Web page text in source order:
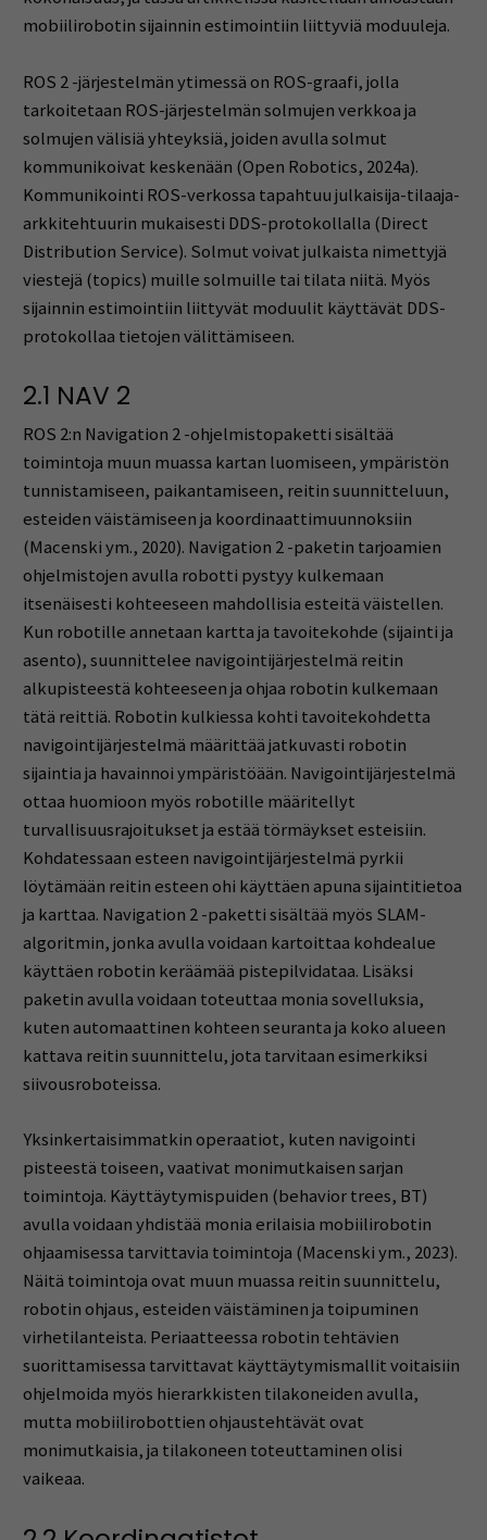
mobiilirobotin sijainnin estimointiin liittyviä moduuleja.
ROS 2 -järjestelmän ytimessä on ROS-graafi, jolla
tarkoitetaan ROS-järjestelmän solmujen verkkoa ja
solmujen välisiä yhteyksiä, joiden avulla solmut
kommunikoivat keskenään (Open Robotics, 2024a).
Kommunikointi ROS-verkossa tapahtuu julkaisija-tilaaja-
arkkitehtuurin mukaisesti DDS-protokollalla (Direct
Distribution Service). Solmut voivat julkaista nimettyjä
viestejä (topics) muille solmuille tai tilata niitä. Myös
sijainnin estimointiin liittyvät moduulit käyttävät DDS-
protokollaa tietojen välittämiseen.
2.1 NAV 2
ROS 2:n Navigation 2 -ohjelmistopaketti sisältää
toimintoja muun muassa kartan luomiseen, ympäristön
tunnistamiseen, paikantamiseen, reitin suunnitteluun,
esteiden väistämiseen ja koordinaattimuunnoksiin
(Macenski ym., 2020). Navigation 2 -paketin tarjoamien
ohjelmistojen avulla robotti pystyy kulkemaan
itsenäisesti kohteeseen mahdollisia esteitä väistellen.
Kun robotille annetaan kartta ja tavoitekohde (sijainti ja
asento), suunnittelee navigointijärjestelmä reitin
alkupisteestä kohteeseen ja ohjaa robotin kulkemaan
tätä reittiä. Robotin kulkiessa kohti tavoitekohdetta
navigointijärjestelmä määrittää jatkuvasti robotin
sijaintia ja havainnoi ympäristöään. Navigointijärjestelmä
ottaa huomioon myös robotille määritellyt
turvallisuusrajoitukset ja estää törmäykset esteisiin.
Kohdatessaan esteen navigointijärjestelmä pyrkii
löytämään reitin esteen ohi käyttäen apuna sijaintitietoa
ja karttaa. Navigation 2 -paketti sisältää myös SLAM-
algoritmin, jonka avulla voidaan kartoittaa kohdealue
käyttäen robotin keräämää pistepilvidataa. Lisäksi
paketin avulla voidaan toteuttaa monia sovelluksia,
kuten automaattinen kohteen seuranta ja koko alueen
kattava reitin suunnittelu, jota tarvitaan esimerkiksi
siivousroboteissa.
Yksinkertaisimmatkin operaatiot, kuten navigointi
pisteestä toiseen, vaativat monimutkaisen sarjan
toimintoja. Käyttäytymispuiden (behavior trees, BT)
avulla voidaan yhdistää monia erilaisia mobiilirobotin
ohjaamisessa tarvittavia toimintoja (Macenski ym., 2023).
Näitä toimintoja ovat muun muassa reitin suunnittelu,
robotin ohjaus, esteiden väistäminen ja toipuminen
virhetilanteista. Periaatteessa robotin tehtävien
suorittamisessa tarvittavat käyttäytymismallit voitaisiin
ohjelmoida myös hierarkkisten tilakoneiden avulla,
mutta mobiilirobottien ohjaustehtävät ovat
monimutkaisia, ja tilakoneen toteuttaminen olisi
vaikeaa.